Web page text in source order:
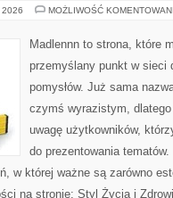
2026 MOŻLIWOŚĆ
Madlennn to strona, które
przemyślany punkt w sieci
pomysłów. Już sama
czymś wyrazistym,
uwagę użytkowników,
do prezentowania
w której ważne są zarówno
na stronie: Styl Życia i